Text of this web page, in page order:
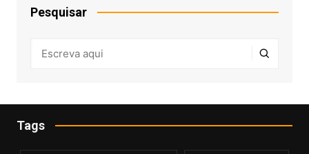
Pesquisar
Tags